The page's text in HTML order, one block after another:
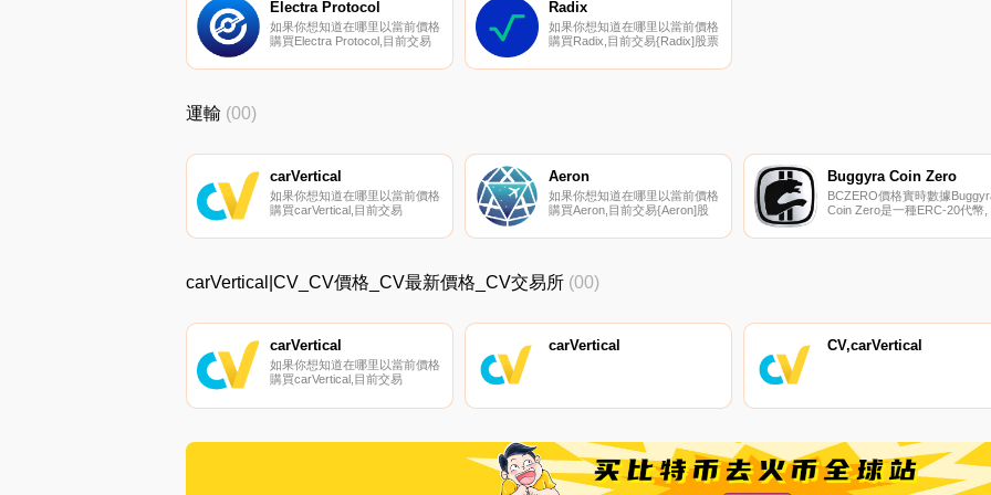
USDK（USDK）是一種加密貨
幣,在以太坊平臺上運行。USDK
的電流供應量為28600072.
幣交易所頁面上找到其他列表.
Electra Protocol
如果你想知道在哪里以當前價格
購買Electra Protocol,目前交易
密貨幣交易所是MEXC、
Radix
如果你想知道在哪里以當前價格
購買Radix,目前交易{Radix]股票
DigiFinex、BingX、KuCoin、
運輸 (00)
carVertical
如果你想知道在哪里以當前價格
購買carVertical,目前交易
幣交易所是KuCoin。您可以在
是一種加密貨幣,在以太坊平臺
上運行.
Aeron
如果你想知道在哪里以當前價格
購買Aeron,目前交易{Aeron]股
Gate.io、HitBTC、ProBit
密貨幣交易所頁面上找到其他列
Buggyra Coin Zero
BCZERO價格實時數據
Coin Zero是一種ERC-20代幣,
商品銷售的支付平臺.
carVertical|CV_CV價格_CV最新價格_CV交易所 (00)
carVertical
如果你想知道在哪里以當前價格
購買carVertical,目前交易
幣交易所是KuCoin。您可以在
carVertical CV,carVertical